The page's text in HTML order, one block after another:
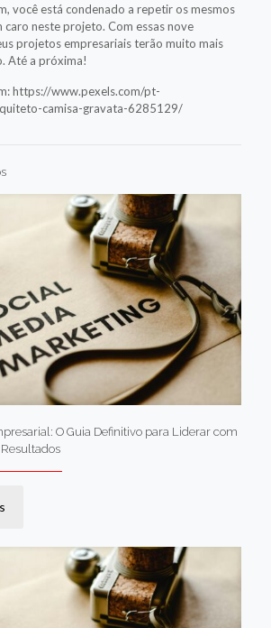
você está condenado a repetir os mesmos
caro neste projeto. Com essas nove
projetos empresariais terão muito mais
Até a próxima!
https://www.pexels.com/pt-
camisa-gravata-6285129/
O Guia Definitivo para Liderar com